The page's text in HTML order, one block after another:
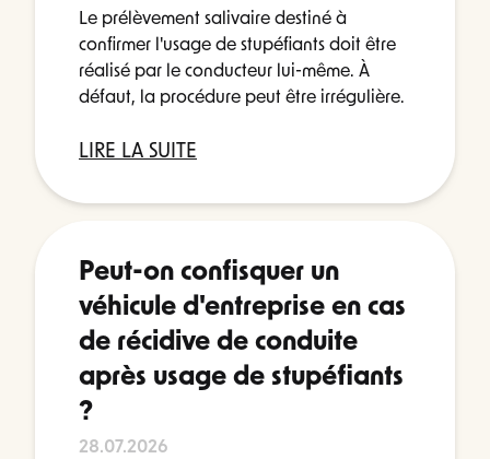
Le prélèvement salivaire destiné à
confirmer l'usage de stupéfiants doit être
réalisé par le conducteur lui-même. À
défaut, la procédure peut être irrégulière.
LIRE LA SUITE
Peut-on confisquer un
véhicule d'entreprise en cas
de récidive de conduite
après usage de stupéfiants
?
28.07.2026